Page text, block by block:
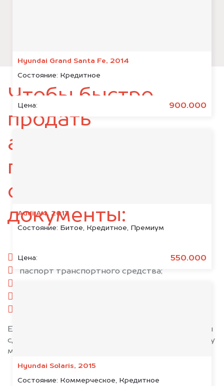
Hyundai Grand Santa Fe, 2014
Состояние: Кредитное
Цена: 900.000
Audi A4, 2013
Состояние: Битое, Кредитное, Премиум
Цена: 550.000
Hyundai Solaris, 2015
Состояние: Коммерческое, Кредитное
Чтобы быстро
продать
автомобиль,
подготовьте
следующие
документы:
паспорт гражданина РФ;
паспорт транспортного средства;
Если у вас нет всех документов, то наши юристы
сделают всё возможное, чтобы оформить сделку
максимально быстро!